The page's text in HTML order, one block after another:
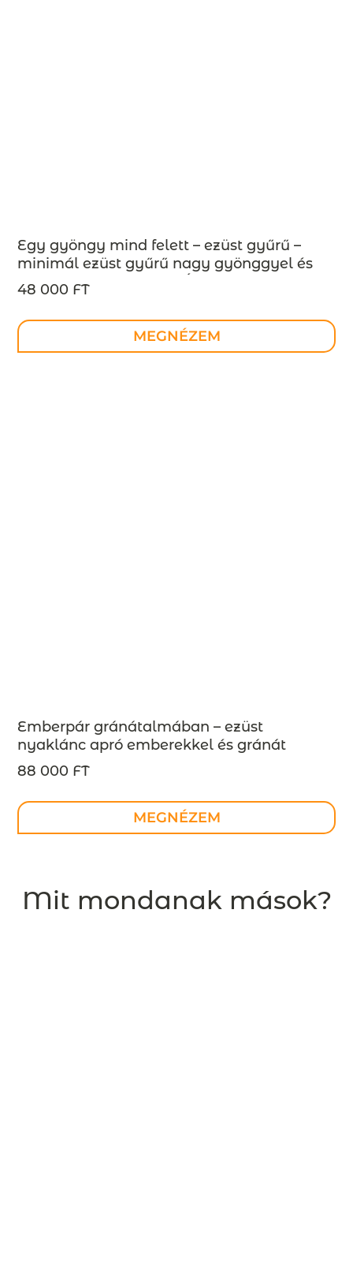
Egy gyöngy mind felett – ezüst gyűrű –
minimál ezüst gyűrű nagy gyönggyel és
zafírral – MEGRENDELÉSRE
48 000 FT
MEGNÉZEM
Emberpár gránátalmában – ezüst
nyaklánc apró emberekkel és gránát
kövekekkel – design ékszer,
MEGRENDELÉSRE
88 000 FT
MEGNÉZEM
Mit mondanak mások?